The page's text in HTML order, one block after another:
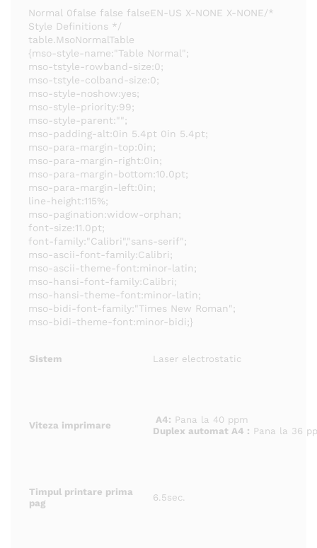
Normal 0false false falseEN-US X-NONE X-NONE/*
Style Definitions */
table.MsoNormalTable
{mso-style-name:"Table Normal";
mso-tstyle-rowband-size:0;
mso-tstyle-colband-size:0;
mso-style-noshow:yes;
mso-style-priority:99;
mso-style-parent:"";
mso-padding-alt:0in 5.4pt 0in 5.4pt;
mso-para-margin-top:0in;
mso-para-margin-right:0in;
mso-para-margin-bottom:10.0pt;
mso-para-margin-left:0in;
line-height:115%;
mso-pagination:widow-orphan;
font-size:11.0pt;
font-family:"Calibri","sans-serif";
mso-ascii-font-family:Calibri;
mso-ascii-theme-font:minor-latin;
mso-hansi-font-family:Calibri;
mso-hansi-theme-font:minor-latin;
mso-bidi-font-family:"Times New Roman";
mso-bidi-theme-font:minor-bidi;}
Sistem Laser electrostatic
Viteza imprimare
A4: Pana la 40 ppm
Duplex automat A4 : Pana la 36
Timpul printare prima
pag
6.5sec.